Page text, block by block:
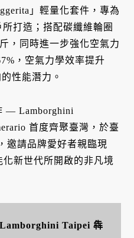
」輕量化套件，專為
打造；搭配碳纖維輪圈
，同時進一步強化空氣力
，空氣力學效率提升
性能潛力。
— Lamborghini
首度齊聚臺灣，於臺
邀請品牌愛好者親臨現
新世代所開啟的非凡境
Taipei 犇